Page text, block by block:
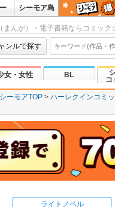
シーモア島
まんが）・電子書籍ならコミック
ンルで探す
女・女性 BL
コ
ーモアTOP ハーレクインコミ
ライトノベル